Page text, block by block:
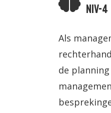
Niv-4
Als
de